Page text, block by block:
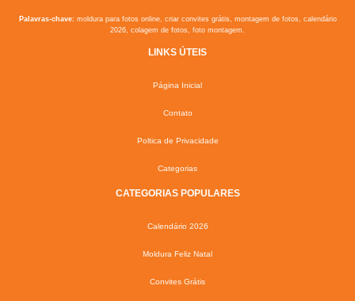
Palavras-chave:moldura para fotos online, criar convites grátis, montagem de fotos, calendário
2026, colagem de fotos, foto montagem.
LINKS ÚTEIS
Página Inicial
Contato
Poltica de Privacidade
Categorias
CATEGORIAS POPULARES
Calendário 2026
Moldura Feliz Natal
Convites Grátis